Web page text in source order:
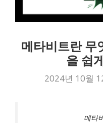
메타비트란 무
을 쉽
2024년 10월
메타